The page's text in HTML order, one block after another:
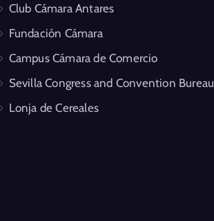
Club Cámara Antares
Fundación Cámara
Campus Cámara de Comercio
Sevilla Congress and Convention Bureau
Lonja de Cereales